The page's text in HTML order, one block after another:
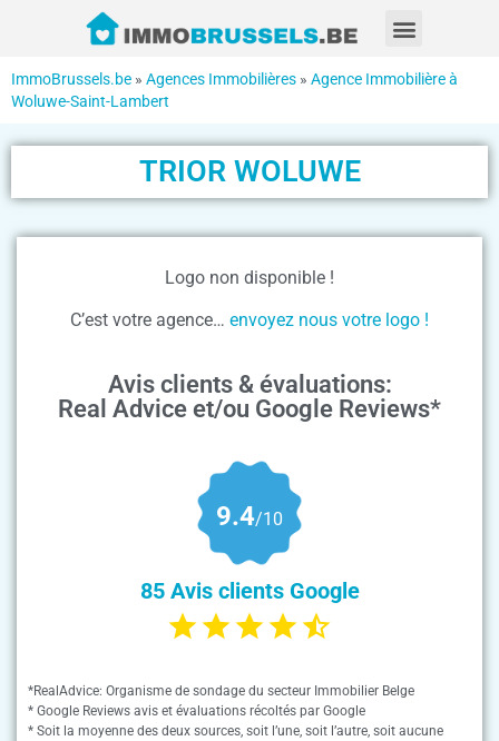
ImmoBrussels.be » Agences Immobilières » Agence Immobilière à
Woluwe-Saint-Lambert
TRIOR WOLUWE
Logo non disponible !
C’est votre agence… envoyez nous votre logo !
Avis clients & évaluations:
Real Advice et/ou Google Reviews*
9.4/10
85 Avis clients Google
*RealAdvice: Organisme de sondage du secteur Immobilier Belge
* Google Reviews avis et évaluations récoltés par Google
* Soit la moyenne des deux sources, soit l’une, soit l’autre, soit aucune